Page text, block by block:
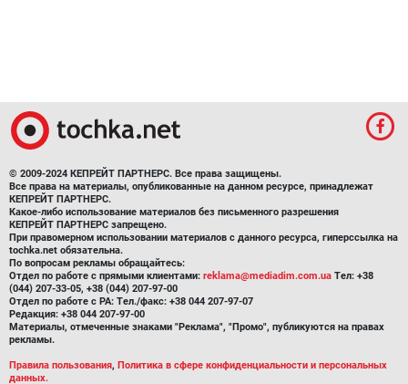
© 2009-2024 КЕПРЕЙТ ПАРТНЕРС. Все права защищены.
Все права на материалы, опубликованные на данном ресурсе, принадлежат
КЕПРЕЙТ ПАРТНЕРС.
Какое-либо использование материалов без письменного разрешения
КЕПРЕЙТ ПАРТНЕРС запрещено.
При правомерном использовании материалов с данного ресурса, гиперссылка на
tochka.net обязательна.
По вопросам рекламы обращайтесь:
Отдел по работе с прямыми клиентами: reklama@mediadim.com.ua Тел: +38
(044) 207-33-05, +38 (044) 207-97-00
Отдел по работе с РА: Тел./факс: +38 044 207-97-07
Редакция: +38 044 207-97-00
Материалы, отмеченные знаками "Реклама", "Промо", публикуются на правах
рекламы.
Правила пользования, Политика в сфере конфиденциальности и персональных
данных.